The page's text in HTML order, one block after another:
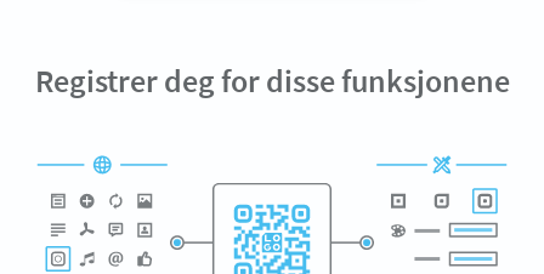
Registrer deg for disse funksjonene